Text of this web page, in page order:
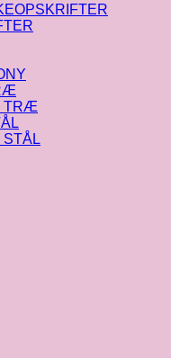
TRÆ
STÅL